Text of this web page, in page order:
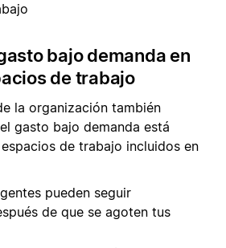
bajo demanda en
de trabajo
la organización también
gasto bajo demanda está
de trabajo incluidos en
pueden seguir
de que se agoten tus